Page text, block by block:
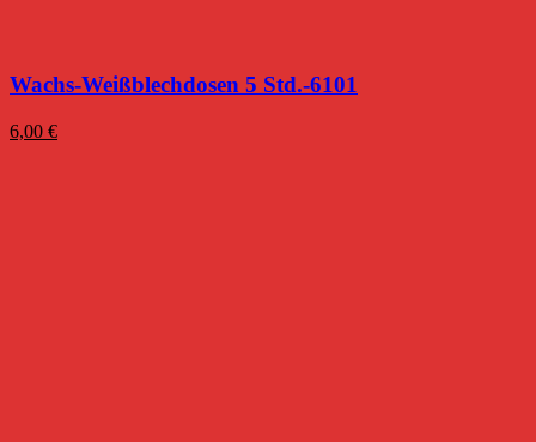
Wachs-Weißblechdosen 5 Std.-6101
6,00 €